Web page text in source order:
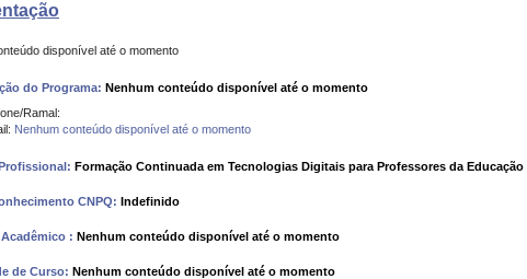
disponível até o momento
do Programa: Nenhum conteúdo disponível até o momento
Ramal:
Nenhum conteúdo disponível até o momento
Formação Continuada em Tecnologias Digitais para Professores da
CNPQ: Indefinido
: Nenhum conteúdo disponível até o momento
de Curso: Nenhum conteúdo disponível até o momento